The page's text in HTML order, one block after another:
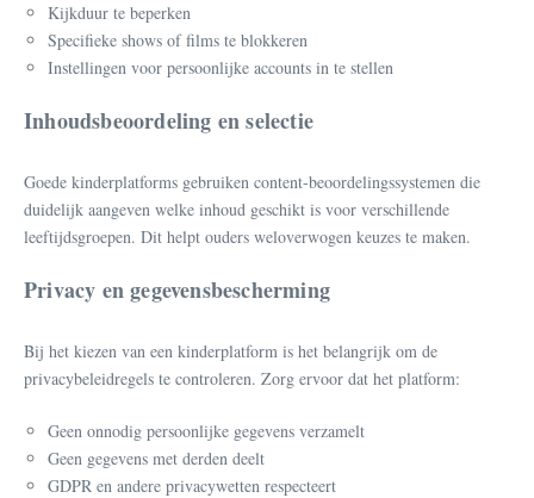
Kijkduur te beperken
Specifieke shows of films te blokkeren
Instellingen voor persoonlijke accounts in te stellen
Inhoudsbeoordeling en selectie
Goede kinderplatforms gebruiken content-beoordelingssystemen die
duidelijk aangeven welke inhoud geschikt is voor verschillende
leeftijdsgroepen. Dit helpt ouders weloverwogen keuzes te maken.
Privacy en gegevensbescherming
Bij het kiezen van een kinderplatform is het belangrijk om de
privacybeleidregels te controleren. Zorg ervoor dat het platform:
Geen onnodig persoonlijke gegevens verzamelt
Geen gegevens met derden deelt
GDPR en andere privacywetten respecteert